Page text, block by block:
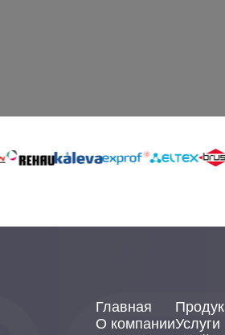
Главная
О компанииУслуги